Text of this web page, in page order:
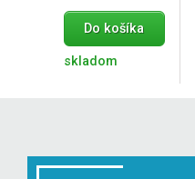
Do košíka
skladom